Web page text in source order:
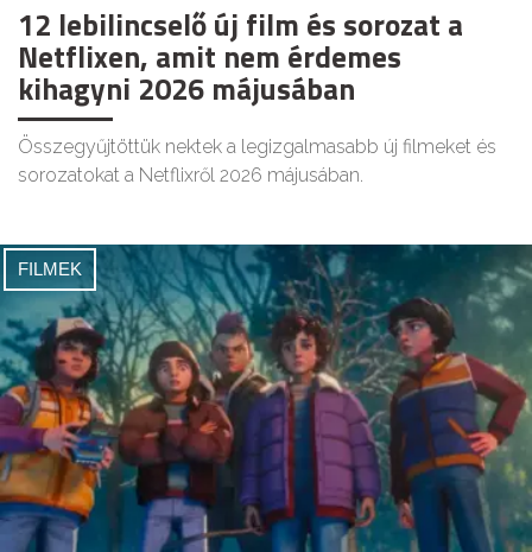
12 lebilincselő új film és sorozat a
Netflixen, amit nem érdemes
kihagyni 2026 májusában
Összegyűjtöttük nektek a legizgalmasabb új filmeket és
sorozatokat a Netflixről 2026 májusában.
FILMEK